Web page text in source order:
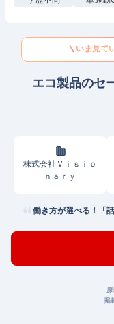
いま見て
エコ製品のセ
株式会社Ｖｉｓｉｏ
ｎａｒｙ
働き方が選べる！「
掲